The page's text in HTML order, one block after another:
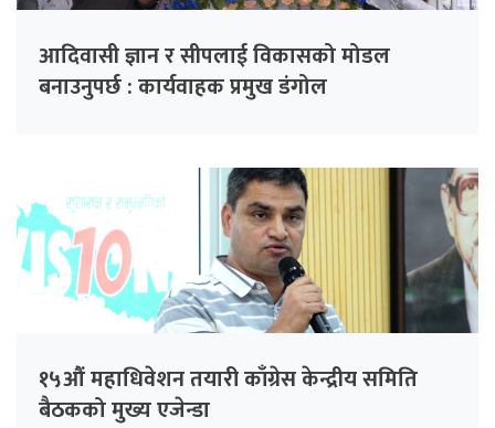
आदिवासी ज्ञान र सीपलाई विकासको मोडल
बनाउनुपर्छ : कार्यवाहक प्रमुख डंगोल
१५औं महाधिवेशन तयारी काँग्रेस केन्द्रीय समिति
बैठकको मुख्य एजेन्डा